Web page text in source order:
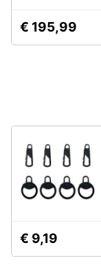
Servizi
Assistenza
Esci
€ 195,99
€ 9,19